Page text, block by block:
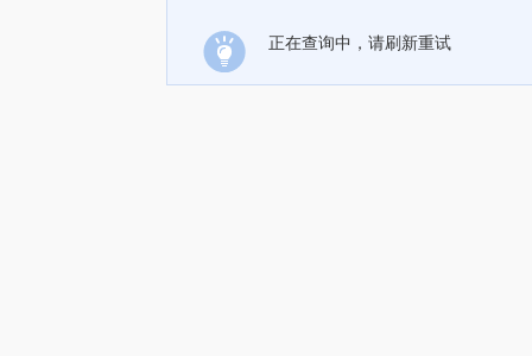
正在查询中，请刷新重试